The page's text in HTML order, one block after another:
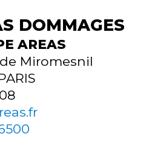
DOMMAGES
AREAS
Miromesnil